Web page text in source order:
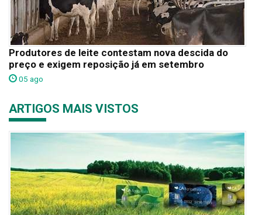
Produtores de leite contestam nova descida do
preço e exigem reposição já em setembro
05 ago
ARTIGOS MAIS VISTOS